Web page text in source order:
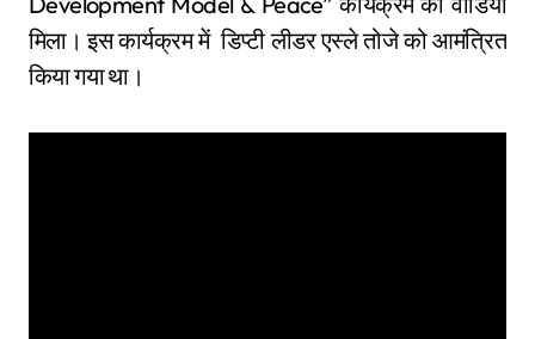
मिला। इस कार्यक्रम में डिप्टी लीडर एस्ले तोजे को आमंत्रित
किया गया था।